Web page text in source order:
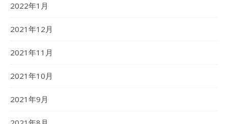
2022年1月
2021年12月
2021年11月
2021年10月
2021年9月